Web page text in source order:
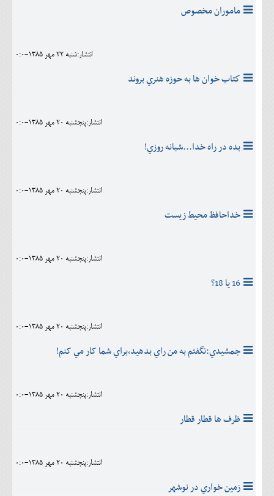
ماموران مخصوص
انتشار:شنبه 22 مهر 1385-0:0
كتاب خوان ها به حوزه هنري بروند
انتشار:پنجشنبه 20 مهر 1385-0:0
بده در راه خدا...شبانه روزي!
انتشار:پنجشنبه 20 مهر 1385-0:0
خداحافظ محيط زيست
انتشار:پنجشنبه 20 مهر 1385-0:0
16 يا 18؟
انتشار:پنجشنبه 20 مهر 1385-0:0
جمشيدي:نگفتم به من راي بدهيد،براي شما کار مي کنم!
انتشار:پنجشنبه 20 مهر 1385-0:0
ظرف ها قطار قطار
انتشار:پنجشنبه 20 مهر 1385-0:0
زمين خواري در نوشهر